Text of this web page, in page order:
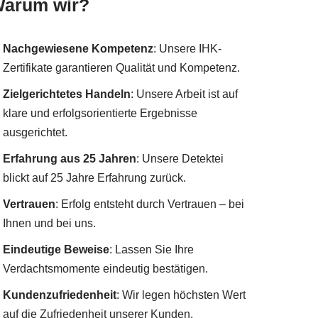
wir?
Nachgewiesene Kompetenz: Unsere IHK-
Zertifikate garantieren Qualität und Kompetenz.
Zielgerichtetes Handeln: Unsere Arbeit ist auf
klare und erfolgsorientierte Ergebnisse
ausgerichtet.
Erfahrung aus 25 Jahren: Unsere Detektei
blickt auf 25 Jahre Erfahrung zurück.
Vertrauen: Erfolg entsteht durch Vertrauen – bei
Ihnen und bei uns.
Eindeutige Beweise: Lassen Sie Ihre
Verdachtsmomente eindeutig bestätigen.
Kundenzufriedenheit: Wir legen höchsten Wert
auf die Zufriedenheit unserer Kunden.